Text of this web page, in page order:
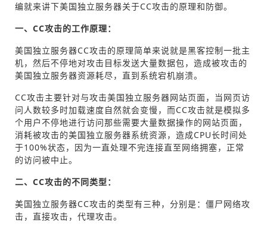
编就来讲下美国独立服务器关于CC攻击的原理和防御。
一、CC攻击的工作原理：
美国独立服务器CC攻击的原理简单来说就是黑客控制一批主
机，然后不停地对攻击目标发送大量数据包，造成被攻击的
美国独立服务器资源耗尽，直到系统宕机崩溃。
CC攻击主要针对与攻击美国独立服务器网站页面，当网页访
问人数较多时加载速度自然就会变慢，而CC攻击就是模拟多
个用户不停地进行访问那些需要大量数据操作的网站页面，
消耗被攻击的美国独立服务器系统资源，造成CPU长时间处
于100%状态，因为一直处理不完连接直至网络拥塞，正常
的访问被中止。
二、CC攻击的不同类型：
美国独立服务器CC攻击的类型有三种，分别是：僵尸网络攻
击，直接攻击，代理攻击。